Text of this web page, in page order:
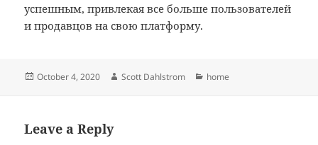
успешным, привлекая все больше пользователей
и продавцов на свою платформу.
Posted
October 4, 2020 Author
Scott Dahlstrom Categories
home
Leave a Reply